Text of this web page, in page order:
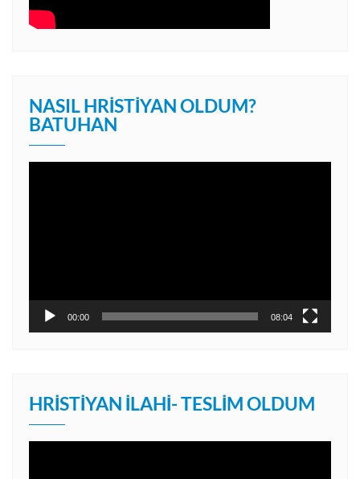
NASIL HRISTIYAN OLDUM?
BATUHAN
00:00 08:04
HRISTIYAN İLAHI- TESLIM OLDUM